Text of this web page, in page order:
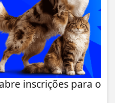
inscrições para o